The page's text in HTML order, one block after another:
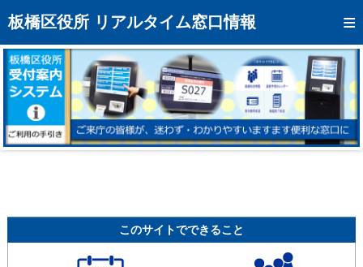
板橋区役所 リアルタイム窓口情報
トップページへ
混雑予想カレンダー
リアルタイム混雑状況
リアルタイム受付番号状況
メール通知登録
モバイルサイト
このサイトでできること